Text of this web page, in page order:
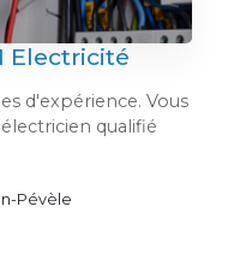
Electricité
d'expérience. Vous
qualifié
Pévèle